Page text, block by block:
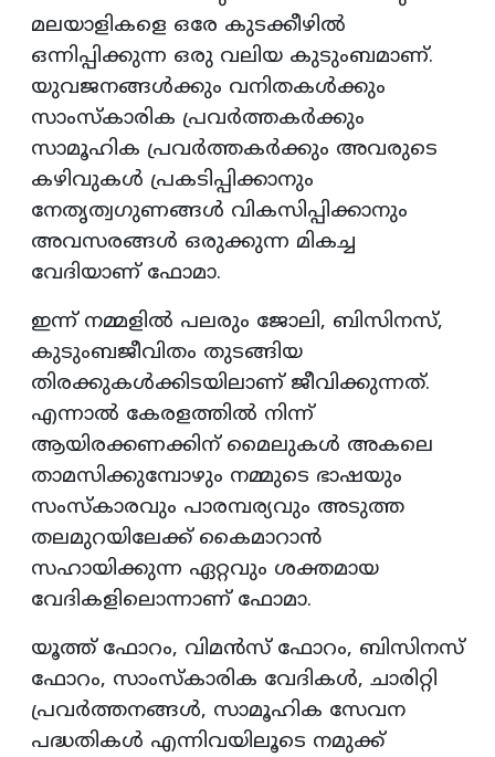
മലയാളികളെ ഒരേ കുടക്കീഴിൽ
ഒന്നിപ്പിക്കുന്ന ഒരു വലിയ കുടുംബമാണ്.
യുവജനങ്ങൾക്കും വനിതകൾക്കും
സാംസ്കാരിക പ്രവർത്തകർക്കും
സാമൂഹിക പ്രവർത്തകർക്കും അവരുടെ
കഴിവുകൾ പ്രകടിപ്പിക്കാനും
നേതൃത്വഗുണങ്ങൾ വികസിപ്പിക്കാനും
അവസരങ്ങൾ ഒരുക്കുന്ന മികച്ച
വേദിയാണ് ഫോമാ.
ഇന്ന് നമ്മളിൽ പലരും ജോലി, ബിസിനസ്,
കുടുംബജീവിതം തുടങ്ങിയ
തിരക്കുകൾക്കിടയിലാണ് ജീവിക്കുന്നത്.
എന്നാൽ കേരളത്തിൽ നിന്ന്
ആയിരക്കണക്കിന് മൈലുകൾ അകലെ
താമസിക്കുമ്പോഴും നമ്മുടെ ഭാഷയും
സംസ്കാരവും പാരമ്പര്യവും അടുത്ത
തലമുറയിലേക്ക് കൈമാറാൻ
സഹായിക്കുന്ന ഏറ്റവും ശക്തമായ
വേദികളിലൊന്നാണ് ഫോമാ.
യൂത്ത് ഫോറം, വിമൻസ് ഫോറം, ബിസിനസ്
ഫോറം, സാംസ്കാരിക വേദികൾ, ചാരിറ്റി
പ്രവർത്തനങ്ങൾ, സാമൂഹിക സേവന
പദ്ധതികൾ എന്നിവയിലൂടെ നമുക്ക്